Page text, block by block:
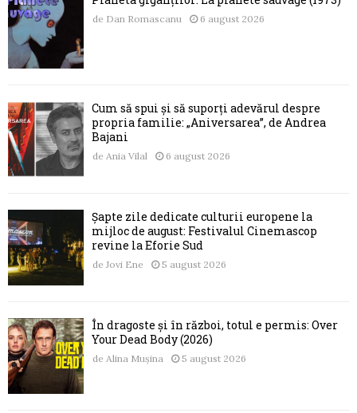
de Dan Romascanu 6 august 2026
Cum să spui și să suporți adevărul despre
propria familie: „Aniversarea”, de Andrea
Bajani
de Ania Vilal 6 august 2026
Șapte zile dedicate culturii europene la
mijloc de august: Festivalul Cinemascop
revine la Eforie Sud
de Jovi Ene 5 august 2026
În dragoste și în război, totul e permis: Over
Your Dead Body (2026)
de Alina Mușina 5 august 2026